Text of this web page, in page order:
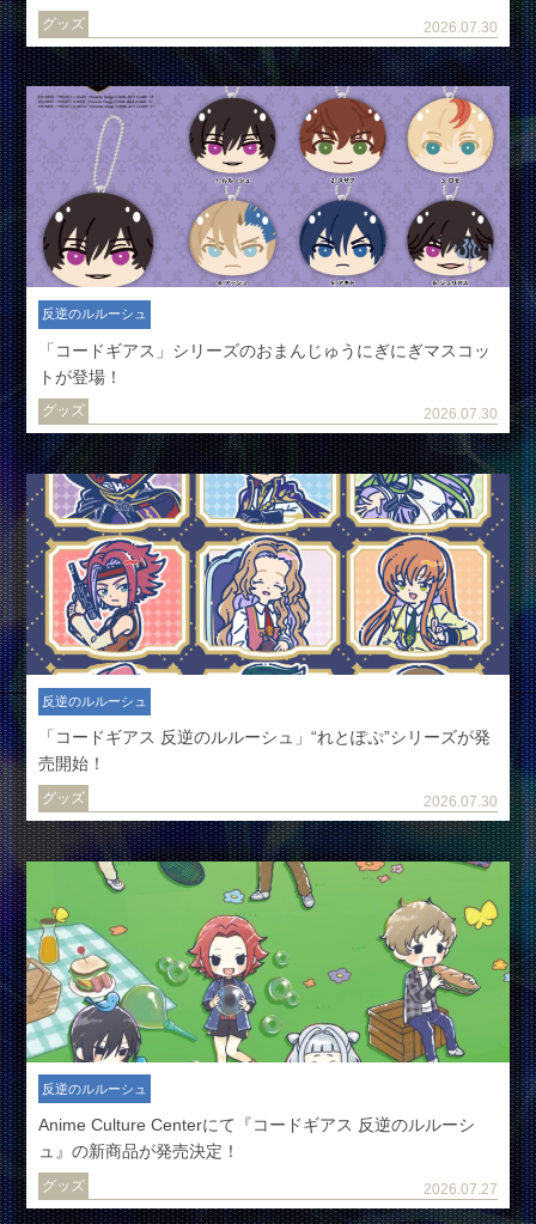
グッズ 2026.07.30
反逆のルルーシュ
「コードギアス」シリーズのおまんじゅうにぎにぎマスコッ
トが登場！
グッズ 2026.07.30
反逆のルルーシュ
「コードギアス 反逆のルルーシュ」“れとぽぷ”シリーズが発
売開始！
グッズ 2026.07.30
反逆のルルーシュ
Anime Culture Centerにて『コードギアス 反逆のルルーシ
ュ』の新商品が発売決定！
グッズ 2026.07.27